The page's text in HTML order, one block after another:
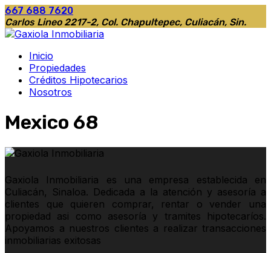
667 688 7620
Carlos Lineo 2217-2, Col. Chapultepec, Culiacán, Sin.
Inicio
Propiedades
Créditos Hipotecarios
Nosotros
Mexico 68
Gaxiola Inmobiliaria es una empresa establecida en
Culiacán, Sinaloa. Dedicada a la atención y asesoría a
clientes que quieren comprar, rentar o vender una
propiedad asi como asesoría y tramites hipotecaríos.
Apoyamos a nuestros clientes a realizar transacciones
inmobiliarias exitosas